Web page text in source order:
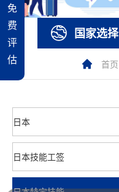
国家选择
首页
日本
日本技能工签
免
费
评
估